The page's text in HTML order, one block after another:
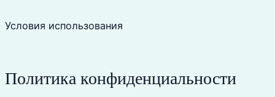
Условия использования
Политика конфиденциальности